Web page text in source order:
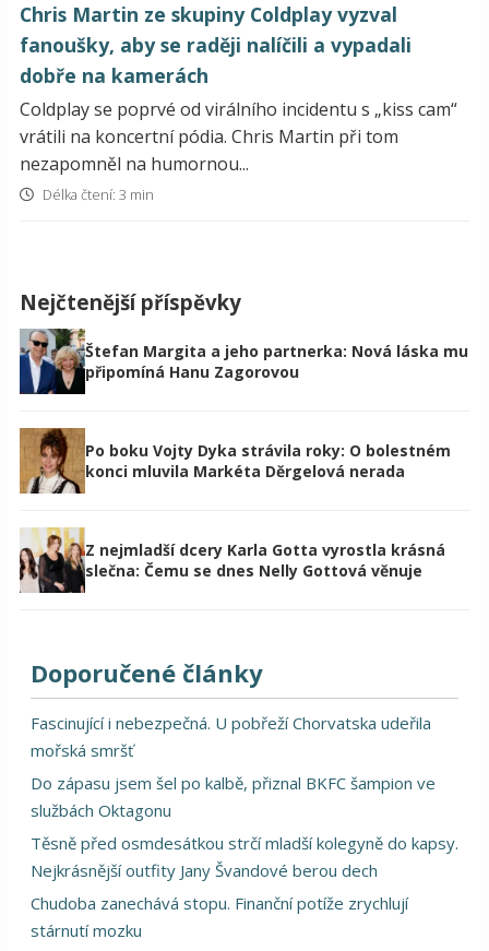
Chris Martin ze skupiny Coldplay vyzval
fanoušky, aby se raději nalíčili a vypadali
dobře na kamerách
Coldplay se poprvé od virálního incidentu s „kiss cam“
vrátili na koncertní pódia. Chris Martin při tom
nezapomněl na humornou...
Délka čtení: 3 min
Nejčtenější příspěvky
Štefan Margita a jeho partnerka: Nová láska mu
připomíná Hanu Zagorovou
Po boku Vojty Dyka strávila roky: O bolestném
konci mluvila Markéta Děrgelová nerada
Z nejmladší dcery Karla Gotta vyrostla krásná
slečna: Čemu se dnes Nelly Gottová věnuje
Doporučené články
Fascinující i nebezpečná. U pobřeží Chorvatska udeřila
mořská smršť
Do zápasu jsem šel po kalbě, přiznal BKFC šampion ve
službách Oktagonu
Těsně před osmdesátkou strčí mladší kolegyně do kapsy.
Nejkrásnější outfity Jany Švandové berou dech
Chudoba zanechává stopu. Finanční potíže zrychlují
stárnutí mozku